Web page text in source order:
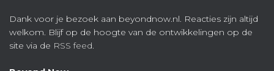
Dank voor je bezoek aan beyondnow.nl. Reacties zijn altijd
welkom. Blijf op de hoogte van de ontwikkelingen op de
site via de RSS feed.